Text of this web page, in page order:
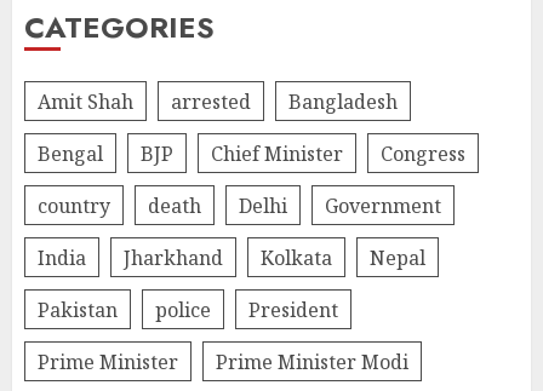
CATEGORIES
Amit Shah arrested
Bangladesh
Bengal
BJP Chief Minister
Congress
country
death Delhi
Government
India
Jharkhand Kolkata
Nepal
Pakistan
police
President
Prime Minister
Prime Minister Modi